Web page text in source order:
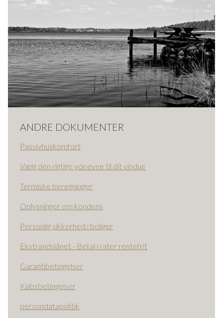
ANDRE DOKUMENTER
Passivhuskomfort
Vælg den rigtige ydeevne til dit vindue
Termiske beregninger
Oplysninger om kondens
Personlig sikkerhed i boliger
Ekstrandslånet - Betal i rater rentefrit
Garantibetingelser
Købsbetingelser
persondatapolitik